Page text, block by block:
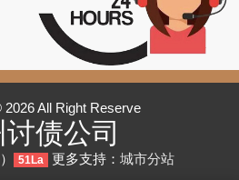
All Right Reserve
债公司
51La 更多支持： 城市分站